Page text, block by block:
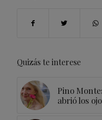
Quizás te interese
Pino
abrió los